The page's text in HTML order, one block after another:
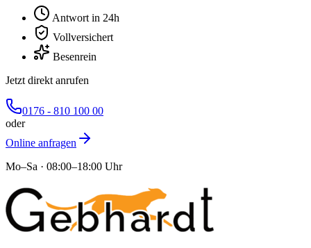
Antwort in 24h
Vollversichert
Besenrein
Jetzt direkt anrufen
0176 - 810 100 00
oder
Online anfragen
Mo–Sa · 08:00–18:00 Uhr